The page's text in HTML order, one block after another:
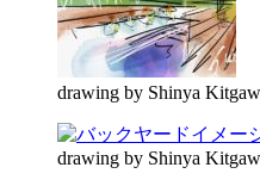
drawing by Shinya
drawing by Shinya